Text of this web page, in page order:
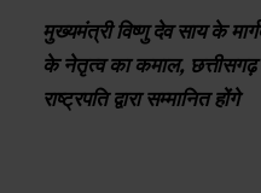
मुख्यमंत्री विष्णु देव साय के
के नेतृत्व का कमाल, छत्तीसगढ़
राष्ट्रपति द्वारा सम्मानित होंगे